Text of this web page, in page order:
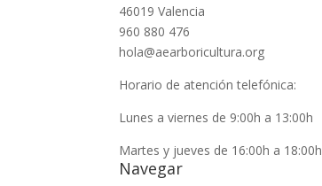
46019 Valencia
960 880 476
hola@aearboricultura.org
Horario de atención telefónica:
Lunes a viernes de 9:00h a 13:00h
Martes y jueves de 16:00h a 18:00h
Navegar